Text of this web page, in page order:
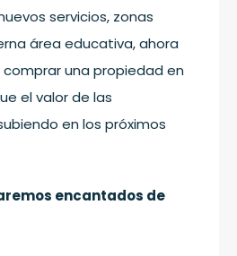
servicios, zonas
área educativa, ahora
una propiedad en
el valor de las
en los próximos
encantados de